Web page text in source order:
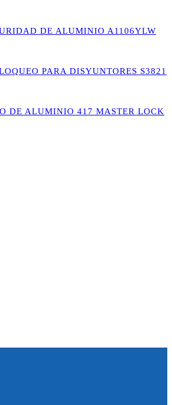
DE ALUMINIO A1106YLW
PARA DISYUNTORES S3821
DE ALUMINIO 417 MASTER LOCK